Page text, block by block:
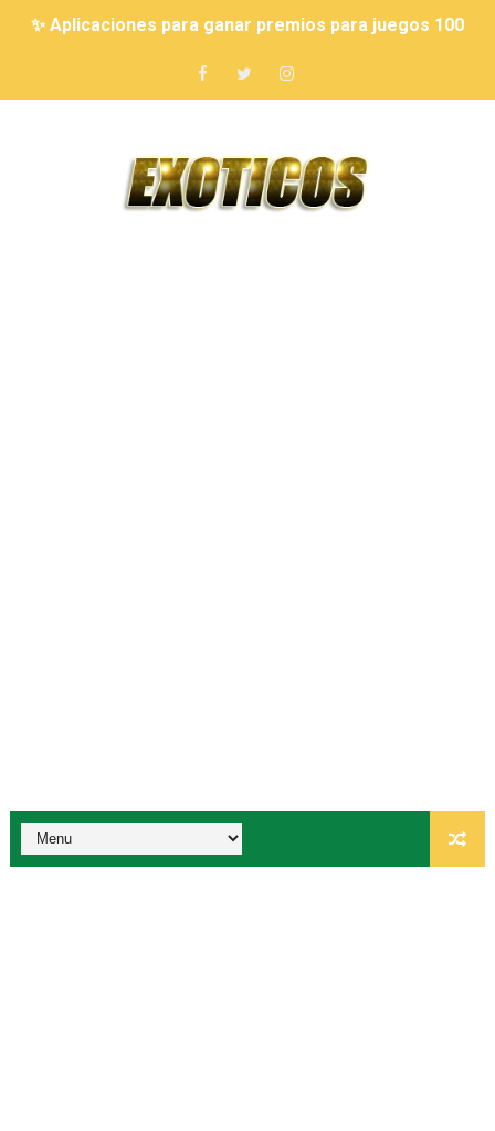
✨ Aplicaciones para ganar premios para juegos 100%
CÓMO GANAR RUBUX GRATIS ✨ MÉTODOS NUEVOS Y
Cómo ganar diamantes reales en Free Fire de forma